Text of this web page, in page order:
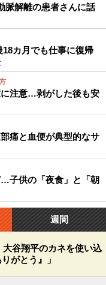
脈解離の患者さんに話
カ月でも仕事に復帰
注意…剥がした後も安
痛と血便が典型的なサ
子供の「夜食」と「朝
週間
谷翔平のカネを使い込
がとう』」